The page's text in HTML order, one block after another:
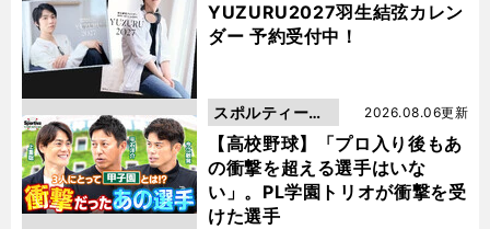
YUZURU2027羽生結弦カレン
ダー 予約受付中！
【高校野球】「プロ入り後もあ
の衝撃を超える選手はいな
い」。PL学園トリオが衝撃を受
けた選手
2026.08.06更新
スポルティーバ
動画